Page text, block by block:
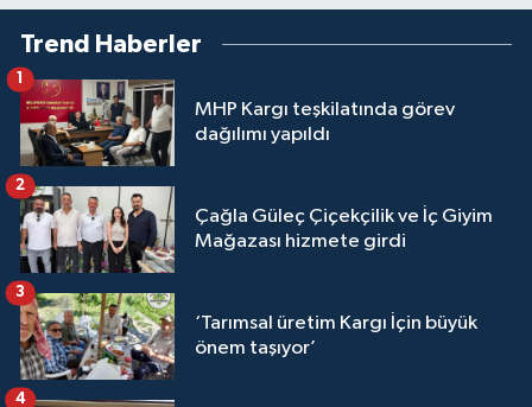
Trend Haberler
MHP Kargı teşkilatında görev
dağılımı yapıldı
1
Çağla Güleç Çiçekçilik ve İç Giyim
Mağazası hizmete girdi
2
‘Tarımsal üretim Kargı İçin büyük
önem taşıyor’
3
4